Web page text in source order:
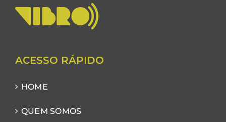
ACESSO RÁPIDO
HOME
QUEM SOMOS